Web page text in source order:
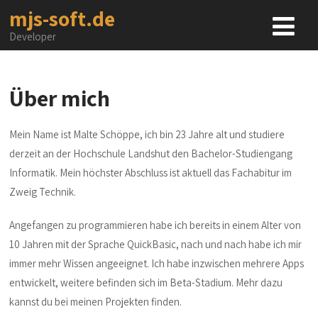
mjs-soft.de
Developer
Über mich
Mein Name ist Malte Schöppe, ich bin 23 Jahre alt und studiere
derzeit an der Hochschule Landshut den Bachelor-Studiengang
Informatik. Mein höchster Abschluss ist aktuell das Fachabitur im
Zweig Technik.
Angefangen zu programmieren habe ich bereits in einem Alter von
10 Jahren mit der Sprache QuickBasic, nach und nach habe ich mir
immer mehr Wissen angeeignet. Ich habe inzwischen mehrere Apps
entwickelt, weitere befinden sich im Beta-Stadium. Mehr dazu
kannst du bei meinen Projekten finden.